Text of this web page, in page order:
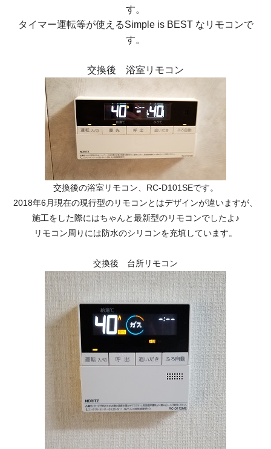
す。
タイマー運転等が使えるSimple is BEST なリモコンで
す。
交換後 浴室リモコン
交換後の浴室リモコン、RC-D101SEです。
2018年6月現在の現行型のリモコンとはデザインが違いますが、
施工をした際にはちゃんと最新型のリモコンでしたよ♪
リモコン周りには防水のシリコンを充填しています。
交換後 台所リモコン